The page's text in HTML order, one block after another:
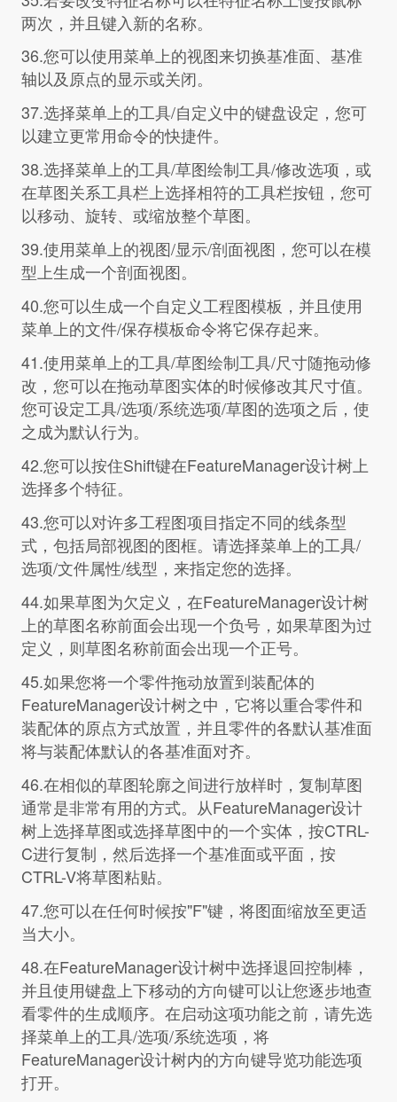
两次，并且键入新的名称。
36.您可以使用菜单上的视图来切换基准面、基准
轴以及原点的显示或关闭。
37.选择菜单上的工具/自定义中的键盘设定，您可
以建立更常用命令的快捷件。
38.选择菜单上的工具/草图绘制工具/修改选项，或
在草图关系工具栏上选择相符的工具栏按钮，您可
以移动、旋转、或缩放整个草图。
39.使用菜单上的视图/显示/剖面视图，您可以在模
型上生成一个剖面视图。
40.您可以生成一个自定义工程图模板，并且使用
菜单上的文件/保存模板命令将它保存起来。
41.使用菜单上的工具/草图绘制工具/尺寸随拖动修
改，您可以在拖动草图实体的时候修改其尺寸值。
您可设定工具/选项/系统选项/草图的选项之后，使
之成为默认行为。
42.您可以按住Shift键在FeatureManager设计树上
选择多个特征。
43.您可以对许多工程图项目指定不同的线条型
式，包括局部视图的图框。请选择菜单上的工具/
选项/文件属性/线型，来指定您的选择。
44.如果草图为欠定义，在FeatureManager设计树
上的草图名称前面会出现一个负号，如果草图为过
定义，则草图名称前面会出现一个正号。
45.如果您将一个零件拖动放置到装配体的
FeatureManager设计树之中，它将以重合零件和
装配体的原点方式放置，并且零件的各默认基准面
将与装配体默认的各基准面对齐。
46.在相似的草图轮廓之间进行放样时，复制草图
通常是非常有用的方式。从FeatureManager设计
树上选择草图或选择草图中的一个实体，按CTRL-
C进行复制，然后选择一个基准面或平面，按
CTRL-V将草图粘贴。
47.您可以在任何时候按"F"键，将图面缩放至更适
当大小。
48.在FeatureManager设计树中选择退回控制棒，
并且使用键盘上下移动的方向键可以让您逐步地查
看零件的生成顺序。在启动这项功能之前，请先选
择菜单上的工具/选项/系统选项，将
FeatureManager设计树内的方向键导览功能选项
打开。